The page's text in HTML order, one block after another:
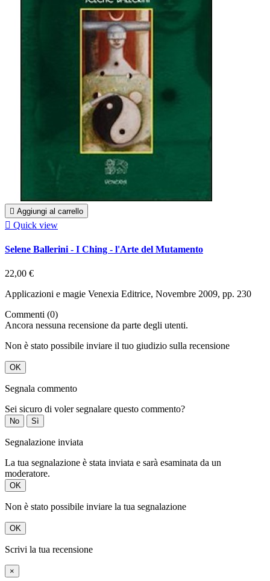
 Aggiungi al carrello
 Quick view
Selene Ballerini - I Ching - l'Arte del Mutamento
22,00 €
Applicazioni e magie Venexia Editrice, Novembre 2009, pp. 230
Commenti (0)
Ancora nessuna recensione da parte degli utenti.
Non è stato possibile inviare il tuo giudizio sulla recensione
OK
Segnala commento
Sei sicuro di voler segnalare questo commento?
No Sì
Segnalazione inviata
La tua segnalazione è stata inviata e sarà esaminata da un
moderatore.
OK
Non è stato possibile inviare la tua segnalazione
OK
Scrivi la tua recensione
×